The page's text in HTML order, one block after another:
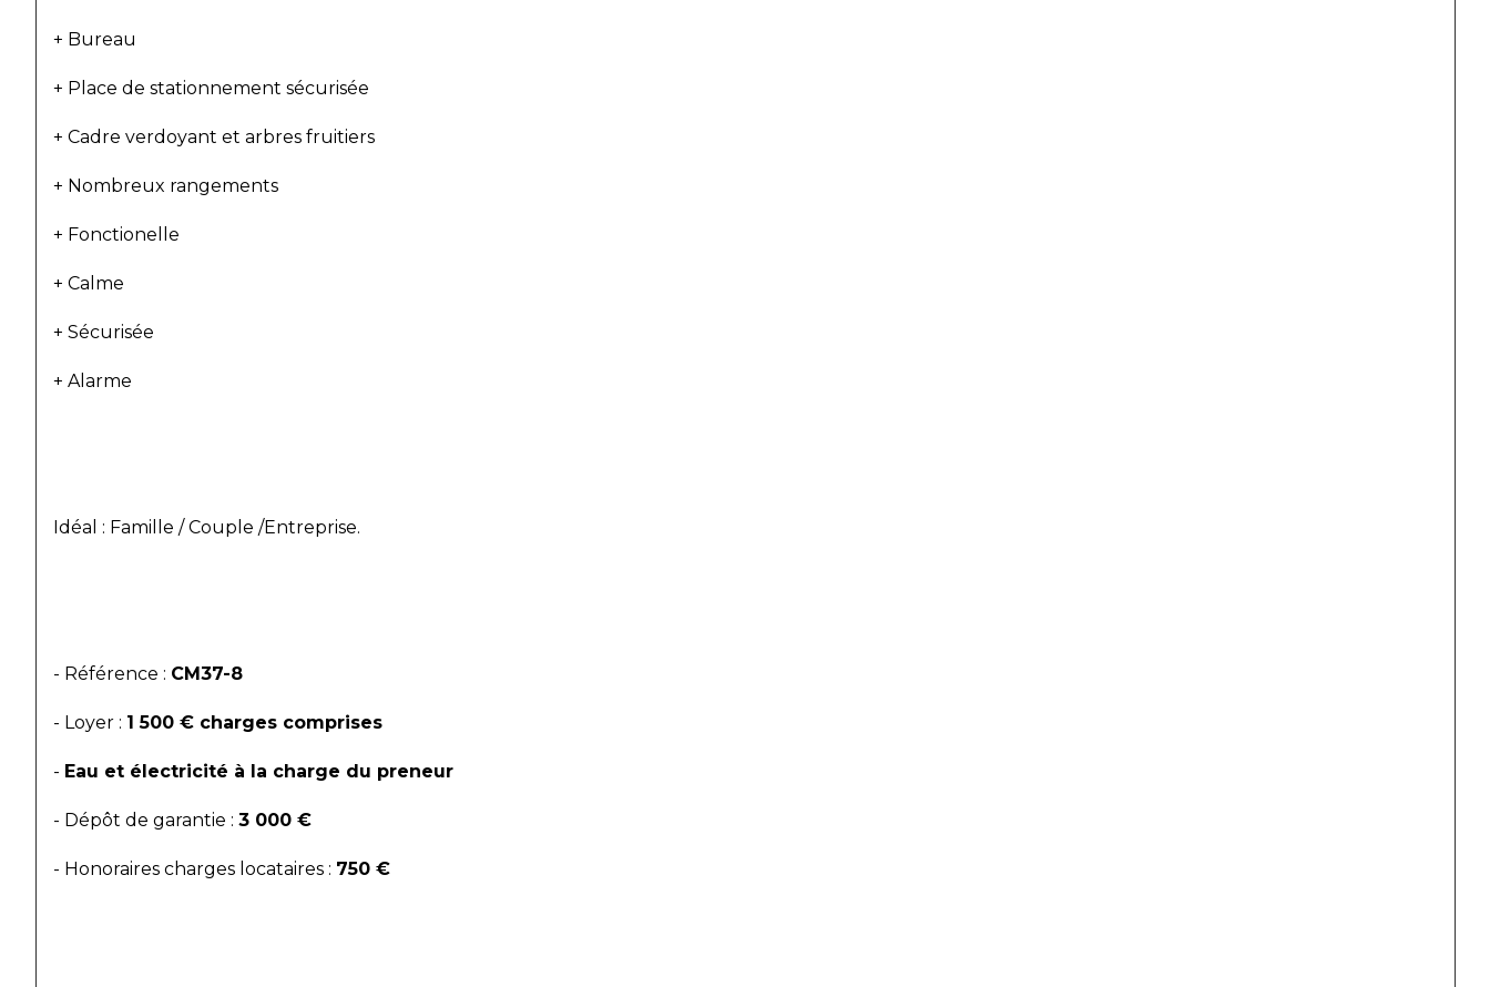
+ Bureau
+ Place de stationnement sécurisée
+ Cadre verdoyant et arbres fruitiers
+ Nombreux rangements
+ Fonctionelle
+ Calme
+ Sécurisée
+ Alarme
Idéal : Famille / Couple /Entreprise.
- Référence : CM37-8
- Loyer : 1 500 € charges comprises
- Eau et électricité à la charge du preneur
- Dépôt de garantie : 3 000 €
- Honoraires charges locataires : 750 €